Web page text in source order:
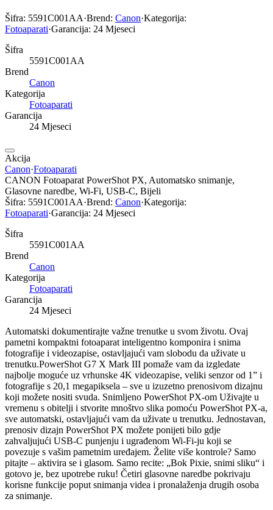
Šifra: 5591C001AA·Brend: Canon·Kategorija:
Fotoaparati·Garancija: 24 Mjeseci
Šifra
5591C001AA
Brend
Canon
Kategorija
Fotoaparati
Garancija
24 Mjeseci
Akcija
Canon·Fotoaparati
CANON Fotoaparat PowerShot PX, Automatsko snimanje,
Glasovne naredbe, Wi-Fi, USB-C, Bijeli
Šifra: 5591C001AA·Brend: Canon·Kategorija:
Fotoaparati·Garancija: 24 Mjeseci
Šifra
5591C001AA
Brend
Canon
Kategorija
Fotoaparati
Garancija
24 Mjeseci
Automatski dokumentirajte važne trenutke u svom životu. Ovaj
pametni kompaktni fotoaparat inteligentno komponira i snima
fotografije i videozapise, ostavljajući vam slobodu da uživate u
trenutku.PowerShot G7 X Mark III pomaže vam da izgledate
najbolje moguće uz vrhunske 4K videozapise, veliki senzor od 1” i
fotografije s 20,1 megapiksela – sve u izuzetno prenosivom dizajnu
koji možete nositi svuda. Snimljeno PowerShot PX-om Uživajte u
vremenu s obitelji i stvorite mnoštvo slika pomoću PowerShot PX-a,
sve automatski, ostavljajući vam da uživate u trenutku. Jednostavan,
prenosiv dizajn PowerShot PX možete ponijeti bilo gdje
zahvaljujući USB-C punjenju i ugrađenom Wi-Fi-ju koji se
povezuje s vašim pametnim uređajem. Želite više kontrole? Samo
pitajte – aktivira se i glasom. Samo recite: „Bok Pixie, snimi sliku“ i
gotovo je, bez upotrebe ruku! Četiri glasovne naredbe pokrivaju
korisne funkcije poput snimanja videa i pronalaženja drugih osoba
za snimanje.